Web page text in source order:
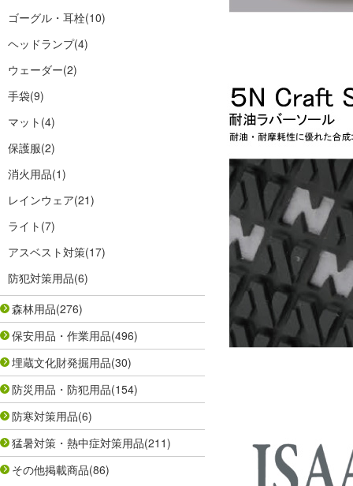
ゴーグル・耳栓(10)
ヘッドランプ(4)
ウェーダー(2)
手袋(9)
マット (4)
保護服(2)
消火用品(1)
レインウェア(21)
ライト (7)
アスベスト対策(17)
防犯対策用品(6)
森林用品(276)
保安用品・作業用品(496)
埋蔵文化財発掘用品(30)
防災用品・防犯用品(154)
防寒対策用品(6)
猛暑対策・熱中症対策用品(211)
その他掲載商品(86)